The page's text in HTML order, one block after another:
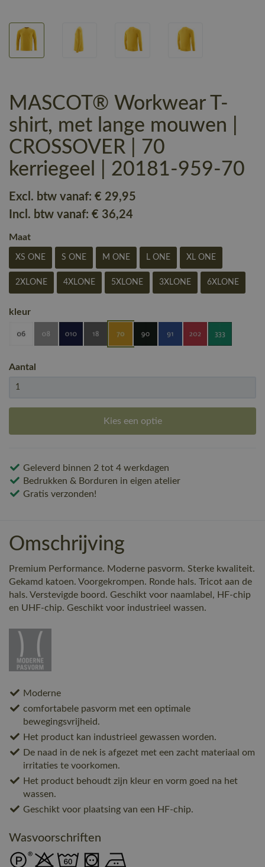
MASCOT® Workwear T-
shirt, met lange mouwen |
CROSSOVER | 70
kerriegeel | 20181-959-70
Excl. btw vanaf: € 29,95
Incl. btw vanaf: € 36,24
Maat
XS ONE S ONE M ONE L ONE XL ONE
2XLONE 4XLONE 5XLONE 3XLONE 6XLONE
kleur
Aantal
Kies een optie
Geleverd binnen 2 tot 4 werkdagen
Bedrukken & Borduren in eigen atelier
Gratis verzonden!
Omschrijving
Premium Performance. Moderne pasvorm. Sterke kwaliteit.
Gekamd katoen. Voorgekrompen. Ronde hals. Tricot aan de
hals. Verstevigde boord. Geschikt voor naamlabel, HF-chip
en UHF-chip. Geschikt voor industrieel wassen.
Moderne
comfortabele pasvorm met een optimale
bewegingsvrijheid.
Het product kan industrieel gewassen worden.
De naad in de nek is afgezet met een zacht materiaal om
irritaties te voorkomen.
Het product behoudt zijn kleur en vorm goed na het
wassen.
Geschikt voor plaatsing van een HF-chip.
Wasvoorschriften